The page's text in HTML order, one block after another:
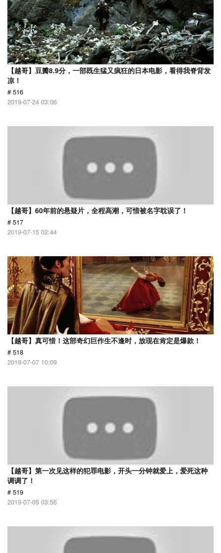
【越哥】豆瓣8.9分，一部既生猛又疯狂的日本电影，看得我脊背发
凉！
# 516
2019-07-24 03:06
【越哥】60年前的悬疑片，全程高潮，可惜被名字耽误了！
# 517
2019-07-15 02:44
【越哥】真可惜！这部奇幻巨作生不逢时，放现在肯定是爆款！
# 518
2019-07-07 10:09
【越哥】第一次见这样的犯罪电影，开头一分钟就爱上，爱死这种
调调了！
# 519
2019-07-05 03:56